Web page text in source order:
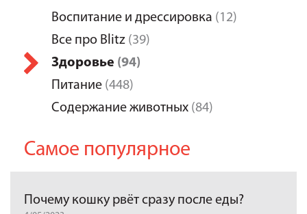
Воспитание и дрессировка (12)
Все про Blitz (39)
Здоровье (94)
Питание (448)
Содержание животных (84)
Самое популярное
Почему кошку рвёт сразу после еды?